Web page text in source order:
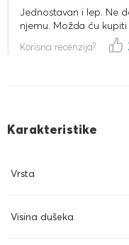
Jednostavan i lep. Ne
njemu. Možda ću
Korisna recenzija?
Karakteristike
Vrsta
Visina dušeka